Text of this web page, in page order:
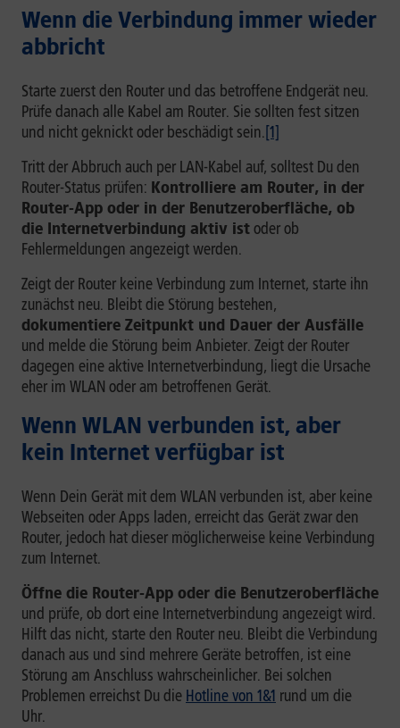
Wenn die Verbindung immer wieder
abbricht
Starte zuerst den Router und das betroffene Endgerät neu.
Prüfe danach alle Kabel am Router. Sie sollten fest sitzen
und nicht geknickt oder beschädigt sein.[1]
Tritt der Abbruch auch per LAN-Kabel auf, solltest Du den
Router-Status prüfen: Kontrolliere am Router, in der
Router-App oder in der Benutzeroberfläche, ob
die Internetverbindung aktiv istoder ob
Fehlermeldungen angezeigt werden.
Zeigt der Router keine Verbindung zum Internet, starte ihn
zunächst neu. Bleibt die Störung bestehen,
dokumentiere Zeitpunkt und Dauer der Ausfälle
und melde die Störung beim Anbieter. Zeigt der Router
dagegen eine aktive Internetverbindung, liegt die Ursache
eher im WLAN oder am betroffenen Gerät.
Wenn WLAN verbunden ist, aber
kein Internet verfügbar ist
Wenn Dein Gerät mit dem WLAN verbunden ist, aber keine
Webseiten oder Apps laden, erreicht das Gerät zwar den
Router, jedoch hat dieser möglicherweise keine Verbindung
zum Internet.
Öffne die Router-App oder die Benutzeroberfläche
und prüfe, ob dort eine Internetverbindung angezeigt wird.
Hilft das nicht, starte den Router neu. Bleibt die Verbindung
danach aus und sind mehrere Geräte betroffen, ist eine
Störung am Anschluss wahrscheinlicher. Bei solchen
Problemen erreichst Du die Hotline von 1&1 rund um die
Uhr.